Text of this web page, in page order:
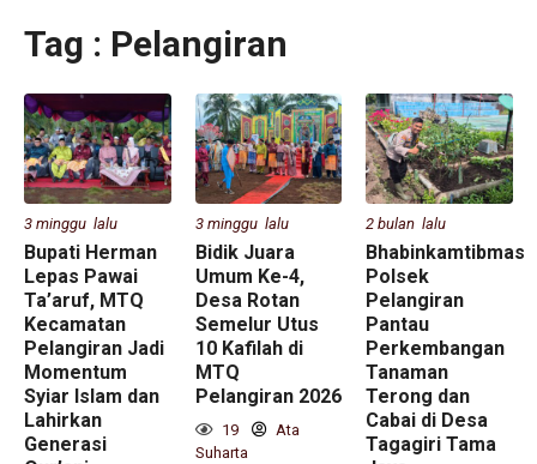
Tag : Pelangiran
3 minggu lalu
Bupati Herman
Lepas Pawai
Ta’aruf, MTQ
Kecamatan
Pelangiran Jadi
Momentum
Syiar Islam dan
Lahirkan
Generasi
3 minggu lalu
Bidik Juara
Umum Ke-4,
Desa Rotan
Semelur Utus
10 Kafilah di
MTQ
Pelangiran 2026
19
Ata
Suharta
2 bulan lalu
Bhabinkamtibmas
Polsek
Pelangiran
Pantau
Perkembangan
Tanaman
Terong dan
Cabai di Desa
Tagagiri Tama